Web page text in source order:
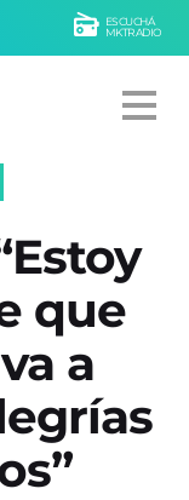
ESCUCHÁ
MKTRADIO
que
a